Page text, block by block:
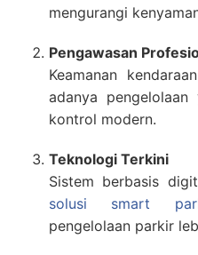
mengurangi
Pengawasan
Keamanan
adanya pengelolaan
kontrol modern.
Teknologi Terkini
Sistem berbasis
solusi smart
pengelolaan parkir